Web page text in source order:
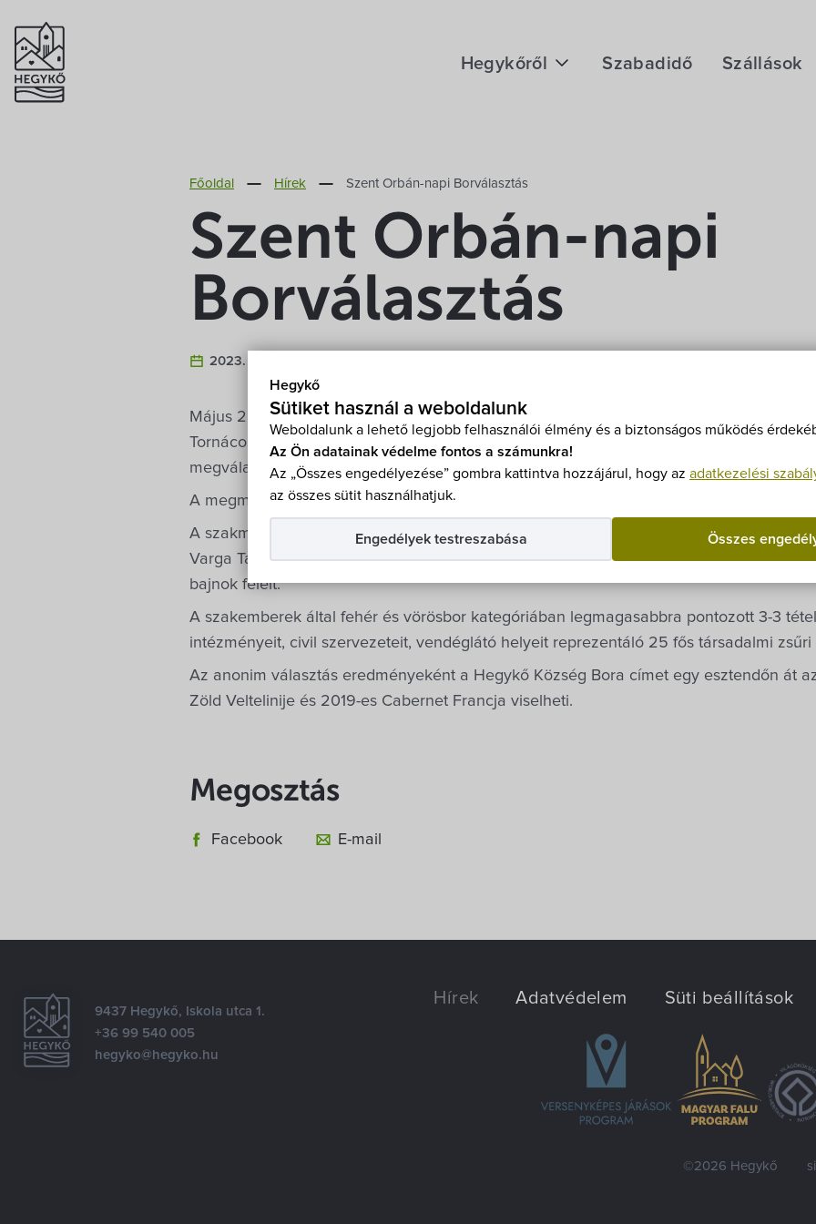
Hegykő
Sütiket használ a weboldalunk
Weboldalunk a lehető legjobb felhasználói élmény és a biztonságos működés
Az Ön adatainak védelme fontos a számunkra!
Az „Összes engedélyezése” gombra kattintva hozzájárul, hogy az adatkezelési
az összes sütit használhatjuk.
Összes
Engedélyek testreszabása
Hegykőről
Éghajlat
Hegykő történelme
Szabadidő Szállások
Főoldal Hírek Szent Orbán-napi Borválasztás
Szent Orbán-napi
Borválasztás
2023. Május 30.
Május 25-én Szent Orbán, a szőlőművesek, kádárok, kocsmárosok patrónusának
Tornácos Lifestyle Hotel borteraszán a hagyományos borversenyt, melynek célja
megválasztása.
A megmérettetésre a Soproni Borvidék termelői 49 tételt neveztek.
A szakmai zsűri tagjai Faragó Dorottya, Hauer Erik, Károlyi Gyula, Nemes Attila, Sárosi
Varga Tamás, elnöke Molnár Tibor voltak. A verseny lebonyolításáért Lukács Szabolcs
bajnok felelt.
A szakemberek által fehér és vörösbor kategóriában legmagasabbra pontozott 3-3
intézményeit, civil szervezeteit, vendéglátó helyeit reprezentáló 25 fős társadalmi zsűri
Az anonim választás eredményeként a Hegykő Község Bora címet egy esztendőn át
Zöld Veltelinije és 2019-es Cabernet Francja viselheti.
Megosztás
Facebook E-mail
9437 Hegykő, Iskola utca 1.
+36 99 540 005
hegyko@hegyko.hu
Hírek Adatvédelem Süti beállítások
©2026 Hegykő